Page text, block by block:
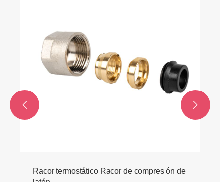
Racor termostático Racor de compresión de
 